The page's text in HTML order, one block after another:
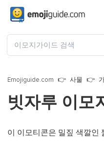
Emojiguide.com 사물
빗자루 이모
이 이모티콘은 밀짚 색깔인